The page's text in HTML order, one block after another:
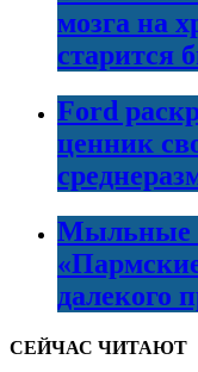
мозга на
старится
Ford
ценник
Мыльные
далекого
СЕЙЧАС ЧИТАЮТ